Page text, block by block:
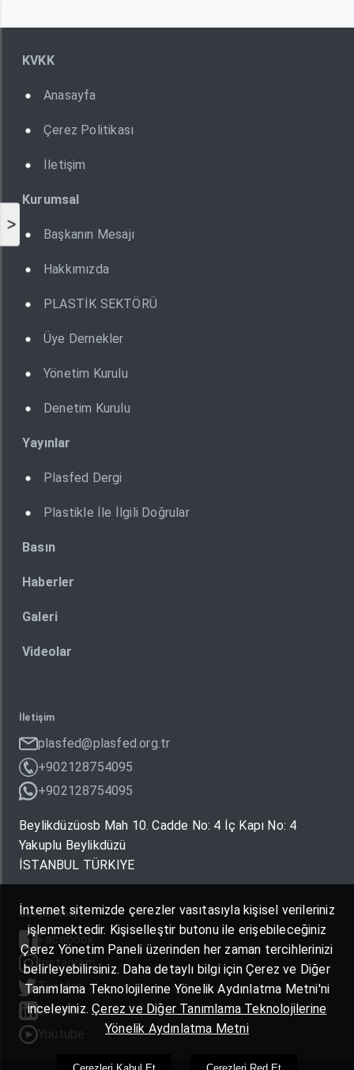
>
KVKK
Anasayfa
Çerez Politikası
İletişim
Kurumsal
Başkanın Mesajı
Hakkımızda
PLASTİK SEKTÖRÜ
Üye Dernekler
Yönetim Kurulu
Denetim Kurulu
Yayınlar
Plasfed Dergi
Plastikle İle İlgili Doğrular
Basın
Haberler
Galeri
Videolar
İletişim
plasfed@plasfed.org.tr
+902128754095
+902128754095
Beylikdüzüosb Mah 10. Cadde No: 4 İç Kapı No: 4
Yakuplu Beylikdüzü
İSTANBUL TÜRKIYE
Sosyal Medya
Facebook
Instagram
Twitter
Linkedin
Youtube
İnternet sitemizde çerezler vasıtasıyla kişisel verileriniz
işlenmektedir. Kişiselleştir butonu ile erişebileceğiniz
Çerez Yönetim Paneli üzerinden her zaman tercihlerinizi
belirleyebilirsiniz. Daha detaylı bilgi için Çerez ve Diğer
Tanımlama Teknolojilerine Yönelik Aydınlatma Metni'ni
inceleyiniz.Çerez ve Diğer Tanımlama Teknolojilerine
Yönelik Aydınlatma Metni